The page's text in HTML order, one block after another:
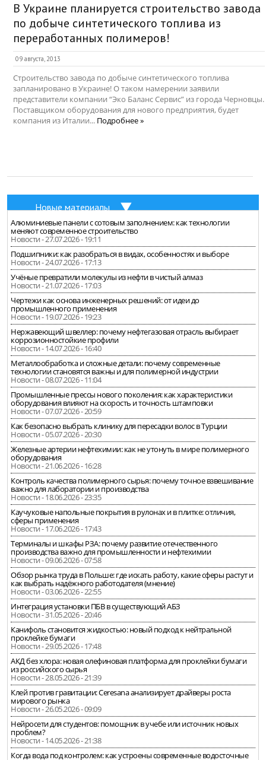
В Украине планируется строительство завода
по добыче синтетического топлива из
переработанных полимеров!
09 августа, 2013
Строительство завода по добыче синтетического топлива
запланировано в Украине! О таком намерении заявили
представители компании “Эко Баланс Сервис” из города Черновцы.
Поставщиком оборудования для нового предприятия, будет
компания из Италии... Подробнее »
Новые материалы
Алюминиевые панели с сотовым заполнением: как технологии
меняют современное строительство
Новости - 27.07.2026 - 19:11
Подшипники: как разобраться в видах, особенностях и выборе
Новости - 24.07.2026 - 17:13
Учёные превратили молекулы из нефти в чистый алмаз
Новости - 21.07.2026 - 17:03
Чертежи как основа инженерных решений: от идеи до
промышленного применения
Новости - 19.07.2026 - 19:23
Нержавеющий швеллер: почему нефтегазовая отрасль выбирает
коррозионностойкие профили
Новости - 14.07.2026 - 16:40
Металлообработка и сложные детали: почему современные
технологии становятся важны и для полимерной индустрии
Новости - 08.07.2026 - 11:04
Промышленные прессы нового поколения: как характеристики
оборудования влияют на скорость и точность штамповки
Новости - 07.07.2026 - 20:59
Как безопасно выбрать клинику для пересадки волос в Турции
Новости - 05.07.2026 - 20:30
Железные артерии нефтехимии: как не утонуть в мире полимерного
оборудования
Новости - 21.06.2026 - 16:28
Контроль качества полимерного сырья: почему точное взвешивание
важно для лаборатории и производства
Новости - 18.06.2026 - 23:35
Каучуковые напольные покрытия в рулонах и в плитке: отличия,
сферы применения
Новости - 17.06.2026 - 17:43
Терминалы и шкафы РЗА: почему развитие отечественного
производства важно для промышленности и нефтехимии
Новости - 09.06.2026 - 07:58
Обзор рынка труда в Польше: где искать работу, какие сферы растут и
как выбрать надёжного работодателя (мнение)
Новости - 03.06.2026 - 22:55
Интеграция установки ПБВ в существующий АБЗ
Новости - 31.05.2026 - 20:46
Канифоль становится жидкостью: новый подход к нейтральной
проклейке бумаги
Новости - 29.05.2026 - 17:48
АКД без хлора: новая олефиновая платформа для проклейки бумаги
из российского сырья
Новости - 28.05.2026 - 21:39
Клей против гравитации: Ceresana анализирует драйверы роста
мирового рынка
Новости - 26.05.2026 - 09:09
Нейросети для студентов: помощник в учебе или источник новых
проблем?
Новости - 14.05.2026 - 21:38
Когда вода под контролем: как устроены современные водосточные